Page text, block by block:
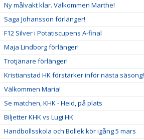
Ny målvakt klar. Välkommen Marthe!
Saga Johansson förlänger!
F12 Silver i Potatiscupens A-final
Maja Lindborg förlänger!
Trotjänare förlänger!
Kristianstad HK förstärker inför nästa säsong!
Välkommen Maria!
Se matchen, KHK - Heid, på plats
Biljetter KHK vs Lugi HK
Handbollsskola och Bollek kör igång 5 mars